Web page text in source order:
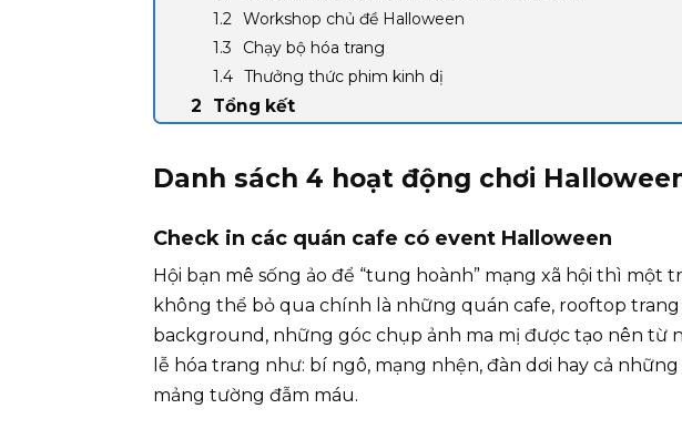
Workshop chủ đề Halloween
Chạy bộ hóa trang
Thưởng thức phim kinh dị
Tổng kết
Danh sách 4 hoạt động chơi
Check in các quán cafe có event Halloween
Hội bạn mê sống ảo để “tung hoành” mạng xã hội thì một
không thể bỏ qua chính là những quán cafe, rooftop trang
background, những góc chụp ảnh ma mị được tạo nên từ
lễ hóa trang như: bí ngô, mạng nhện, đàn dơi hay cả
mảng tường đẫm máu.